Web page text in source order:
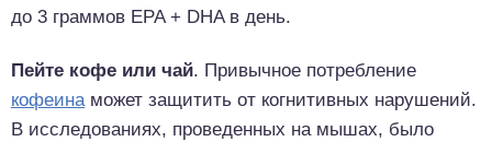
до 3 граммов EPA + DHA в день.
Пейте кофе или чай. Привычное потребление
кофеинаможет защитить от когнитивных нарушений.
В исследованиях, проведенных на мышах, было